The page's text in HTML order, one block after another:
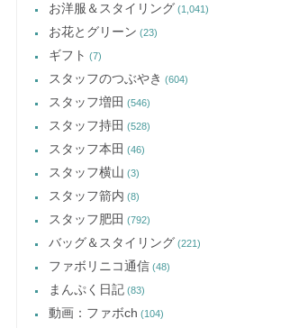
お洋服＆スタイリング (1,041)
お花とグリーン (23)
ギフト (7)
スタッフのつぶやき (604)
スタッフ増田 (546)
スタッフ持田 (528)
スタッフ本田 (46)
スタッフ横山 (3)
スタッフ箭内 (8)
スタッフ肥田 (792)
バッグ＆スタイリング (221)
ファボリニコ通信 (48)
まんぷく日記 (83)
動画：ファボch (104)